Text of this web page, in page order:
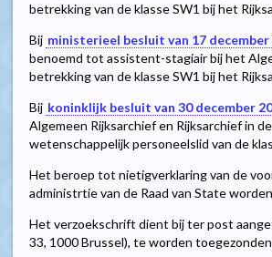
betrekking van de klasse SW1 bij het
Bij ministerieel besluit van 17 december
benoemd tot assistent-stagiair bij het
betrekking van de klasse SW1 bij het
Bij koninklijk besluit van 30 december
Algemeen Rijksarchief en Rijksarchief in
wetenschappelijk personeelslid van de
Het beroep tot nietigverklaring van de
administrtie van de Raad van State
Het verzoekschrift dient bij ter post
33, 1000 Brussel), te worden